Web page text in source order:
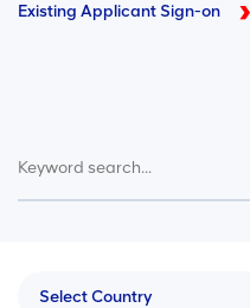
Existing Applicant Sign-on
Select Country